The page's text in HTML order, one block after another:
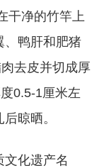
干净的竹竿上
、鸭肝和肥猪
去皮并切成厚
0.5-1厘米左
晾晒。
化遗产名